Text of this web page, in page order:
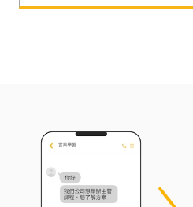
次問答，推進至處理文件整